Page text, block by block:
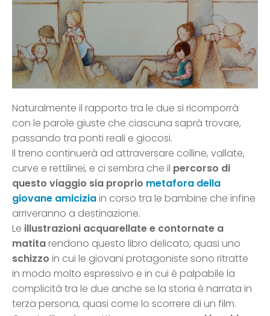
Naturalmente il rapporto tra le due si ricomporrà
con le parole giuste che ciascuna saprà trovare,
passando tra ponti reali e giocosi.
Il treno continuerà ad attraversare colline, vallate,
curve e rettilinei, e ci sembra che il percorso di
questo viaggio sia proprio metafora della
giovane amiciziain corso tra le bambine che infine
arriveranno a destinazione.
Le illustrazioni acquarellate e contornate a
matitarendono questo libro delicato, quasi uno
schizzo in cui le giovani protagoniste sono ritratte
in modo molto espressivo e in cui è palpabile la
complicità tra le due anche se la storia è narrata in
terza persona, quasi come lo scorrere di un film.